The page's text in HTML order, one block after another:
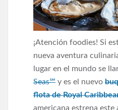
¡Atención foodies! Si
nueva aventura
lugar en el mundo se
Seas℠ y es el nuevo
flota de Royal
americana estrena este